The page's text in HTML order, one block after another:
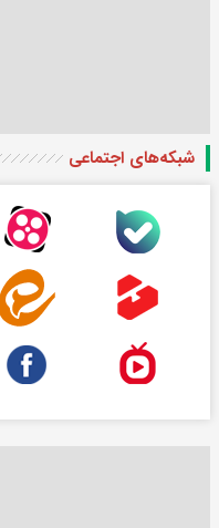
شبکه‌های اجتماعی